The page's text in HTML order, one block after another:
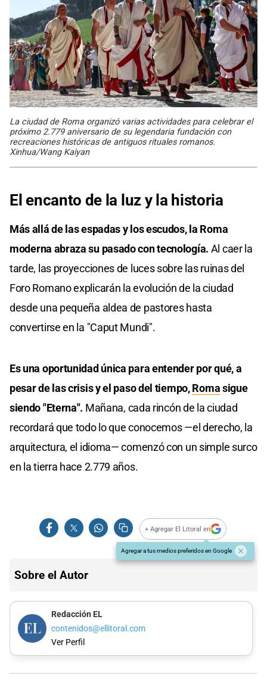
La ciudad de Roma organizó varias actividades para celebrar el
próximo 2.779 aniversario de su legendaria fundación con
recreaciones históricas de antiguos rituales romanos.
Xinhua/Wang Kaiyan
El encanto de la luz y la historia
Más allá de las espadas y los escudos, la Roma
moderna abraza su pasado con tecnología. Al caer la
tarde, las proyecciones de luces sobre las ruinas del
Foro Romano explicarán la evolución de la ciudad
desde una pequeña aldea de pastores hasta
convertirse en la "Caput Mundi".
Es una oportunidad única para entender por qué, a
pesar de las crisis y el paso del tiempo,Romasigue
siendo "Eterna". Mañana, cada rincón de la ciudad
recordará que todo lo que conocemos —el derecho, la
arquitectura, el idioma— comenzó con un simple surco
en la tierra hace 2.779 años.
+ Agregar El Litoral en
Agregar a tus medios preferidos en Google
Sobre el Autor
Redacción EL
contenidos@ellitoral.com
Ver Perfil